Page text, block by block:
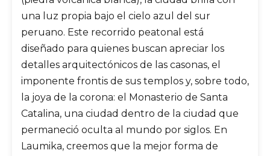
una luz propia bajo el cielo azul del sur
peruano. Este recorrido peatonal está
diseñado para quienes buscan apreciar los
detalles arquitectónicos de las casonas, el
imponente frontis de sus templos y, sobre todo,
la joya de la corona: el Monasterio de Santa
Catalina, una ciudad dentro de la ciudad que
permaneció oculta al mundo por siglos. En
Laumika, creemos que la mejor forma de